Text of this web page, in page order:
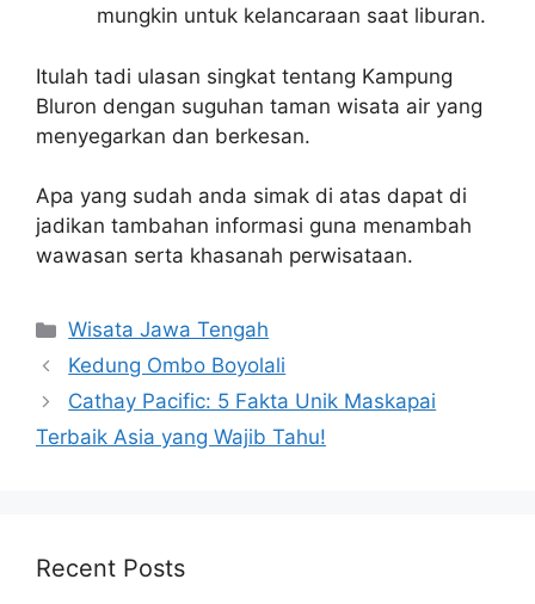
mungkin untuk kelancaraan saat liburan.
Itulah tadi ulasan singkat tentang Kampung
Bluron dengan suguhan taman wisata air yang
menyegarkan dan berkesan.
Apa yang sudah anda simak di atas dapat di
jadikan tambahan informasi guna menambah
wawasan serta khasanah perwisataan.
Categories
Wisata Jawa Tengah
Kedung Ombo Boyolali
Cathay Pacific: 5 Fakta Unik Maskapai
Terbaik Asia yang Wajib Tahu!
Recent Posts